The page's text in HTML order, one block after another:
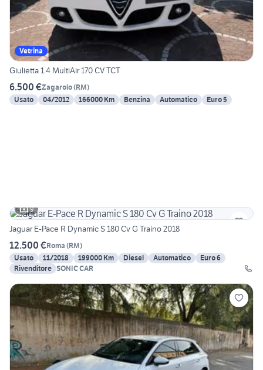
Vetrina
Giulietta 1.4 MultiAir 170 CV TCT
6.500 €Zagarolo(RM)
Usato
04/2012 166000 Km Benzina Automatico Euro 5
9
Jaguar E-Pace R Dynamic S 180 Cv G Traino 2018
12.500 €Roma (RM)
Usato
11/2018 199000 Km Diesel Automatico
Euro 6
Rivenditore SONIC CAR